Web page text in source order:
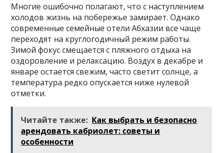
Многие ошибочно полагают, что с наступлением
холодов жизнь на побережье замирает. Однако
современные семейные отели Абхазии все чаще
переходят на круглогодичный режим работы.
Зимой фокус смещается с пляжного отдыха на
оздоровление и релаксацию. Воздух в декабре и
январе остается свежим, часто светит солнце, а
температура редко опускается ниже нулевой
отметки.
Читайте также: Как выбрать и безопасно
арендовать кабриолет: советы и
особенности